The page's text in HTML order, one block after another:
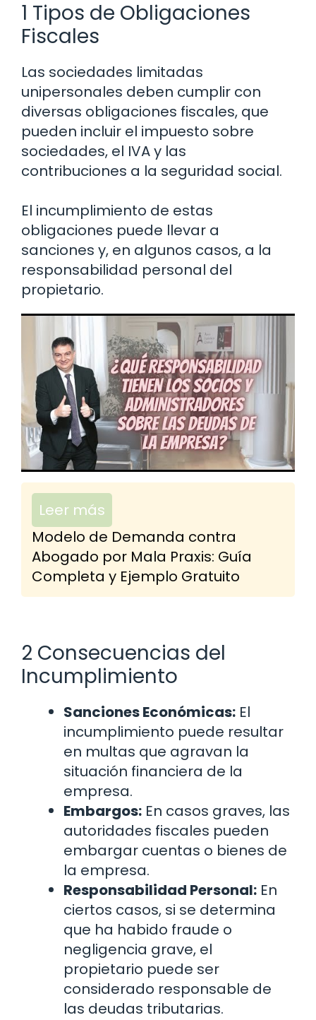
1 Tipos de Obligaciones
Fiscales
Las sociedades limitadas
unipersonales deben cumplir con
diversas obligaciones fiscales, que
pueden incluir el impuesto sobre
sociedades, el IVA y las
contribuciones a la seguridad social.
El incumplimiento de estas
obligaciones puede llevar a
sanciones y, en algunos casos, a la
responsabilidad personal del
propietario.
Leer más
Modelo de Demanda contra
Abogado por Mala Praxis: Guía
Completa y Ejemplo Gratuito
2 Consecuencias del
Incumplimiento
Sanciones Económicas: El
incumplimiento puede resultar
en multas que agravan la
situación financiera de la
empresa.
Embargos: En casos graves, las
autoridades fiscales pueden
embargar cuentas o bienes de
la empresa.
Responsabilidad Personal: En
ciertos casos, si se determina
que ha habido fraude o
negligencia grave, el
propietario puede ser
considerado responsable de
las deudas tributarias.